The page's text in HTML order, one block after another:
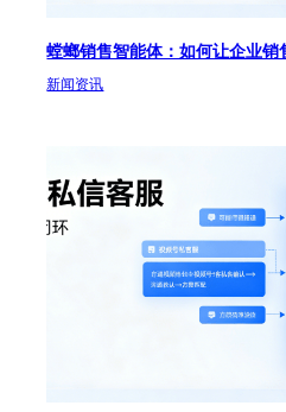
螳螂销售智能体：如何让企业销
新闻资讯